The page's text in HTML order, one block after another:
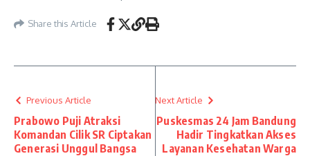
Share this Article
Previous Article
Prabowo Puji Atraksi
Komandan Cilik SR Ciptakan
Generasi Unggul Bangsa
Next Article
Puskesmas 24 Jam Bandung
Hadir Tingkatkan Akses
Layanan Kesehatan Warga